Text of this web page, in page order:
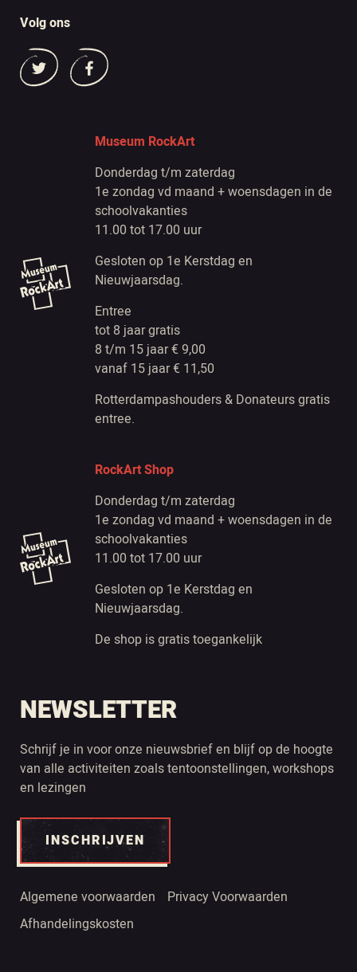
Volg ons
Museum RockArt
Donderdag t/m zaterdag
1e zondag vd maand + woensdagen in de
schoolvakanties
11.00 tot 17.00 uur
Gesloten op 1e Kerstdag en
Nieuwjaarsdag.
Entree
tot 8 jaar gratis
8 t/m 15 jaar € 9,00
vanaf 15 jaar € 11,50
Rotterdampashouders & Donateurs gratis
entree.
RockArt Shop
Donderdag t/m zaterdag
1e zondag vd maand + woensdagen in de
schoolvakanties
11.00 tot 17.00 uur
Gesloten op 1e Kerstdag en
Nieuwjaarsdag.
De shop is gratis toegankelijk
NEWSLETTER
Schrijf je in voor onze nieuwsbrief en blijf op de hoogte
van alle activiteiten zoals tentoonstellingen, workshops
en lezingen
INSCHRIJVEN
Algemene voorwaarden
Privacy Voorwaarden
Afhandelingskosten